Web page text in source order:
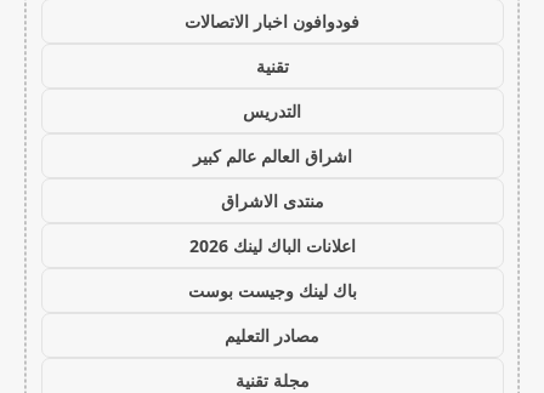
فودوافون اخبار الاتصالات
تقنية
التدريس
اشراق العالم عالم كبير
منتدى الاشراق
اعلانات الباك لينك 2026
باك لينك وجيست بوست
مصادر التعليم
مجلة تقنية